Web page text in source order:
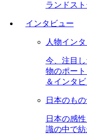
ランドス
インタビュー
人物イン
今、注目
物のポー
＆インタ
日本のも
日本の感
識の中で